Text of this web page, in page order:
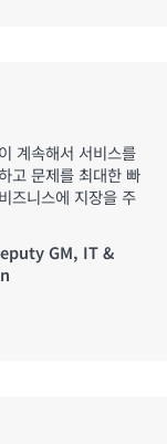
계속해서 서비스를
고 문제를 최대한 빠
즈니스에 지장을 주
GM, IT &